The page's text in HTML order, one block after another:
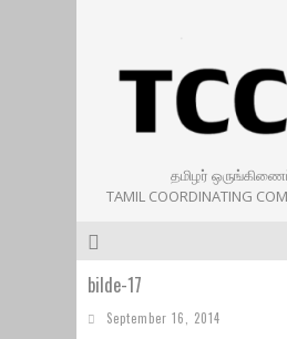
தமிழர்
TAMIL COORDINATING
bilde-17
September 16, 2014